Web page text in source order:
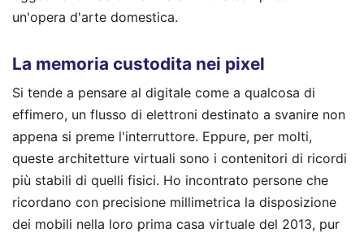
un'opera d'arte domestica.
La memoria custodita nei pixel
Si tende a pensare al digitale come a qualcosa di
effimero, un flusso di elettroni destinato a svanire non
appena si preme l'interruttore. Eppure, per molti,
queste architetture virtuali sono i contenitori di ricordi
più stabili di quelli fisici. Ho incontrato persone che
ricordano con precisione millimetrica la disposizione
dei mobili nella loro prima casa virtuale del 2013, pur